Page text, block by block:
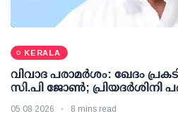
KERALA
വിവാദ പരാമര്‍ശം: ഖേദം
സി.പി ജോണ്‍; പ്രിയദര്‍ശിനി
05 08 2026 8 mins read